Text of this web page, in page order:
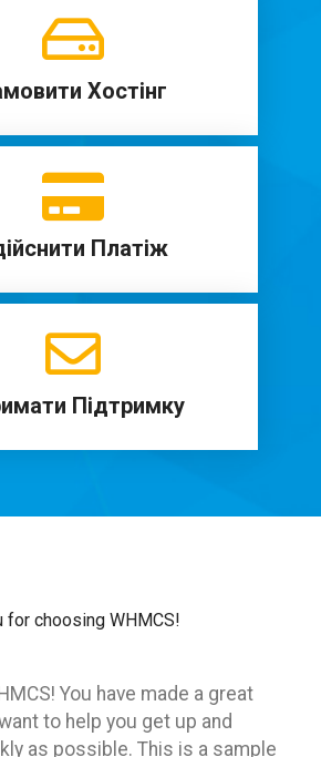
Хостінг
Платіж
Підтримку
for choosing WHMCS!
You have made a great
to help you get up and
as possible. This is a sample